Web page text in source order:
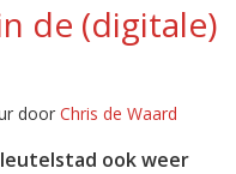
de (digitale)
door Chris de Waard
ook weer